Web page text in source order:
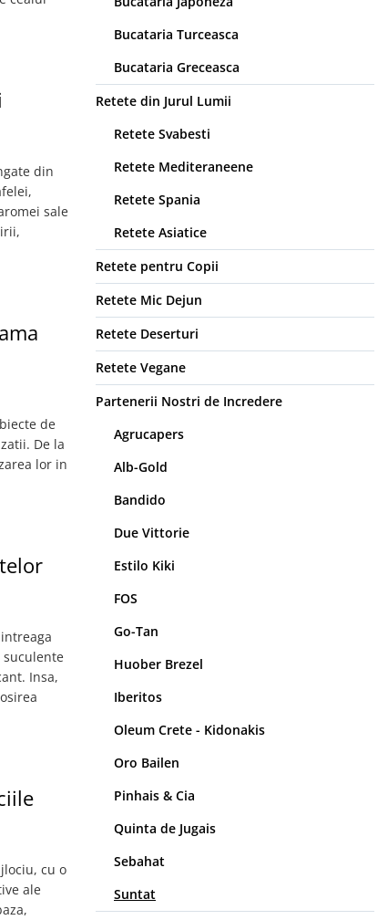
din
sale
de
De la
lor in
suculente
Insa,
cu o
ale
Bucataria Turceasca
Bucataria Greceasca
Retete din Jurul Lumii
Retete Svabesti
Retete Mediteraneene
Retete Spania
Retete Asiatice
Retete pentru Copii
Retete Mic Dejun
Retete Deserturi
Retete Vegane
Partenerii Nostri de Incredere
Agrucapers
Alb-Gold
Bandido
Due Vittorie
Estilo Kiki
FOS
Go-Tan
Huober Brezel
Iberitos
Oleum Crete - Kidonakis
Oro Bailen
Pinhais & Cia
Quinta de Jugais
Sebahat
Suntat